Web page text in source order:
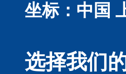
坐标：中国
选择我们